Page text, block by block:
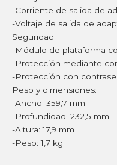
-Corriente de salida de
-Voltaje de salida de
Seguridad:
-Módulo de plataforma
-Protección mediante
-Protección con
Peso y dimensiones:
-Ancho: 359,7 mm
-Profundidad: 232,5 mm
-Altura: 17,9 mm
-Peso: 1,7 kg